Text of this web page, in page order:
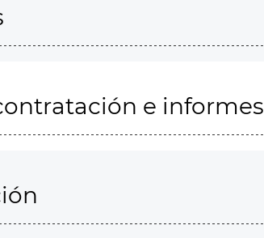
e informes